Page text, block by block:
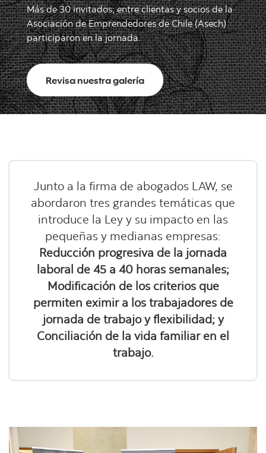
Más de 30 invitados; entre clientas y socios de la
Asociación de Emprendedores de Chile (Asech)
participaron en la jornada.
Revisa nuestra galería
Junto a la firma de abogados LAW, se
abordaron tres grandes temáticas que
introduce la Ley y su impacto en las
pequeñas y medianas empresas:
Reducción progresiva de la jornada
laboral de 45 a 40 horas semanales;
Modificación de los criterios que
permiten eximir a los trabajadores de
jornada de trabajo y flexibilidad; y
Conciliación de la vida familiar en el
trabajo.